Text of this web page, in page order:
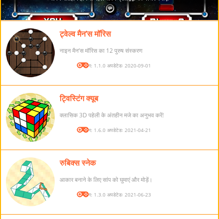
ट्वेल्व मैन’स मॉरिस
नाइन मैन’स मॉरिस का 12 पुरुष संस्करण
संस्करण: 1.1.0 अपडेटेडः 2020-09-01
ट्विस्टिंग क्यूब
क्लासिक 3D पहेली के अंतहीन मजे का अनुभव करें!
संस्करण: 1.6.0 अपडेटेडः 2021-04-21
रुबिक्स स्नेक
आकार बनाने के लिए सांप को घुमाएं और मोड़ें।
संस्करण: 1.3.0 अपडेटेडः 2021-06-23